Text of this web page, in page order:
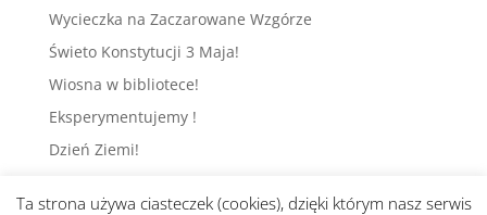
Wycieczka na Zaczarowane Wzgórze
Świeto Konstytucji 3 Maja!
Wiosna w bibliotece!
Eksperymentujemy !
Dzień Ziemi!
Ta strona używa ciasteczek (cookies), dzięki którym nasz serwis